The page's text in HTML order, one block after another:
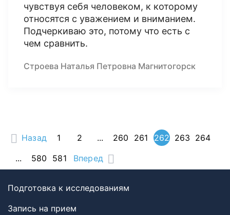
чувствуя себя человеком, к которому
относятся с уважением и вниманием.
Подчеркиваю это, потому что есть с
чем сравнить.
Строева Наталья Петровна Магнитогорск
Назад 1 2 ... 260 261 262 263 264
...
580 581 Вперед
Подготовка к исследованиям
Запись на прием